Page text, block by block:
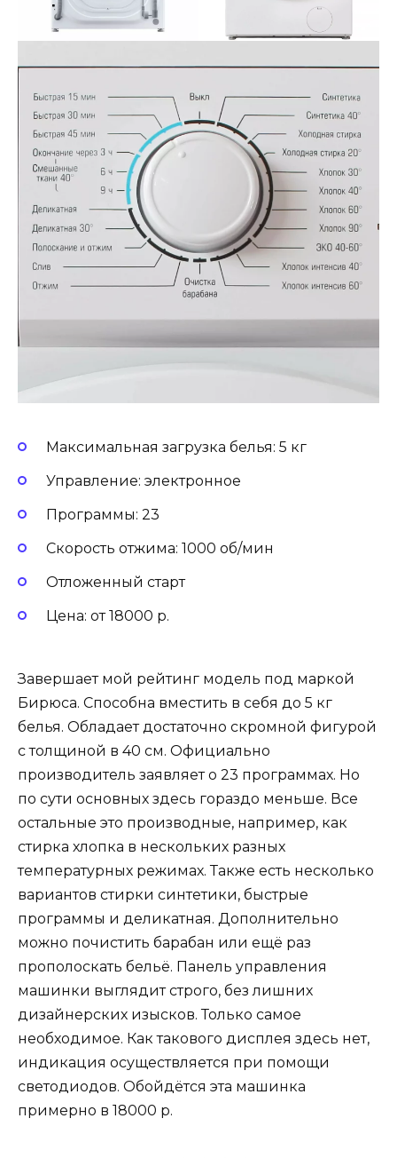
Максимальная загрузка белья: 5 кг
Управление: электронное
Программы: 23
Скорость отжима: 1000 об/мин
Отложенный старт
Цена: от 18000 р.
Завершает мой рейтинг модель под маркой
Бирюса. Способна вместить в себя до 5 кг
белья. Обладает достаточно скромной фигурой
с толщиной в 40 см. Официально
производитель заявляет о 23 программах. Но
по сути основных здесь гораздо меньше. Все
остальные это производные, например, как
стирка хлопка в нескольких разных
температурных режимах. Также есть несколько
вариантов стирки синтетики, быстрые
программы и деликатная. Дополнительно
можно почистить барабан или ещё раз
прополоскать бельё. Панель управления
машинки выглядит строго, без лишних
дизайнерских изысков. Только самое
необходимое. Как такового дисплея здесь нет,
индикация осуществляется при помощи
светодиодов. Обойдётся эта машинка
примерно в 18000 р.